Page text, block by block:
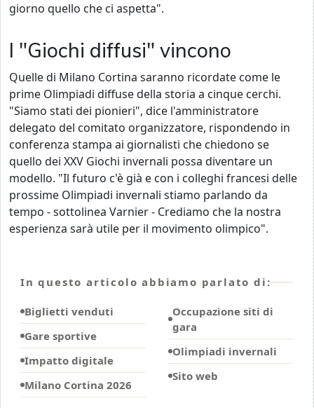
giorno quello che ci aspetta".
I "Giochi diffusi" vincono
Quelle di Milano Cortina saranno ricordate come le
prime Olimpiadi diffuse della storia a cinque cerchi.
"Siamo stati dei pionieri", dice l'amministratore
delegato del comitato organizzatore, rispondendo in
conferenza stampa ai giornalisti che chiedono se
quello dei XXV Giochi invernali possa diventare un
modello. "Il futuro c'è già e con i colleghi francesi delle
prossime Olimpiadi invernali stiamo parlando da
tempo - sottolinea Varnier - Crediamo che la nostra
esperienza sarà utile per il movimento olimpico".
In questo articolo abbiamo parlato di:
Biglietti venduti
Gare sportive
Impatto digitale
Milano Cortina 2026
Occupazione siti di
gara
Olimpiadi invernali
Sito web